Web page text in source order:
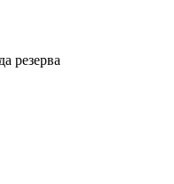
резерва